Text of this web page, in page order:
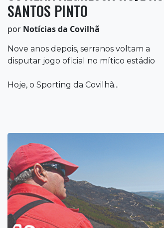
SANTOS PINTO
por Notícias da Covilhã
Nove anos depois, serranos voltam a
disputar jogo oficial no mítico estádio
Hoje, o Sporting da Covilhã...